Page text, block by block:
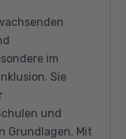
im
Sie
und
Grundlagen. Mit